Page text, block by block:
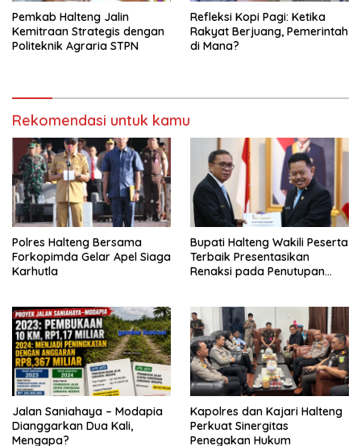
Pemkab Halteng Jalin
Kemitraan Strategis dengan
Politeknik Agraria STPN
Refleksi Kopi Pagi: Ketika
Rakyat Berjuang, Pemerintah
di Mana?
Rekomendasi untuk kamu
Polres Halteng Bersama
Forkopimda Gelar Apel Siaga
Karhutla
Bupati Halteng Wakili Peserta
Terbaik Presentasikan
Renaksi pada Penutupan
Jalan Saniahaya – Modapia
Dianggarkan Dua Kali,
Mengapa?
Kapolres dan Kajari Halteng
Perkuat Sinergitas
Penegakan Hukum